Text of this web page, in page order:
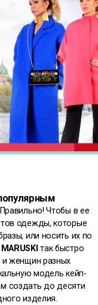
Чтобы в ее
одежды, которые
или носить их по
так быстро
и женщин разных
модель кейп-
создать до десяти
изделия.